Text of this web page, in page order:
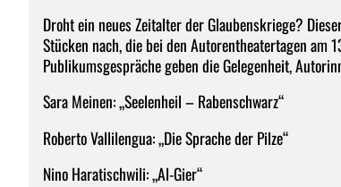
Droht ein neues Zeitalter der Glaubenskriege?
Stücken nach, die bei den Autorentheatertagen am
Publikumsgespräche geben die Gelegenheit,
Sara Meinen: „Seelenheil – Rabenschwarz“
Roberto Vallilengua: „Die Sprache der Pilze“
Nino Haratischwili: „Al-Gier“